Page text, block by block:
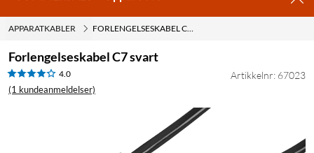
APPARATKABLER FORLENGELSESKABEL C7 SVART
Forlengelseskabel C7 svart
4.0
(1 kundeanmeldelser)
Artikkelnr: 67023